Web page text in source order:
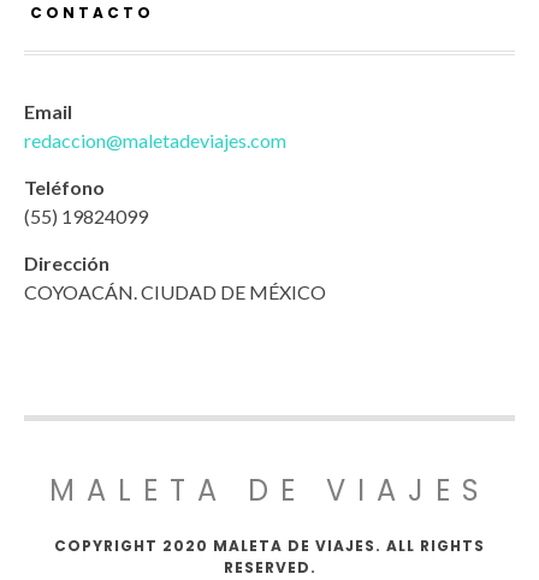
CONTACTO
Email
redaccion@maletadeviajes.com
Teléfono
(55) 19824099
Dirección
COYOACÁN. CIUDAD DE MÉXICO
MALETA DE VIAJES
COPYRIGHT 2020 MALETA DE VIAJES. ALL RIGHTS
RESERVED.